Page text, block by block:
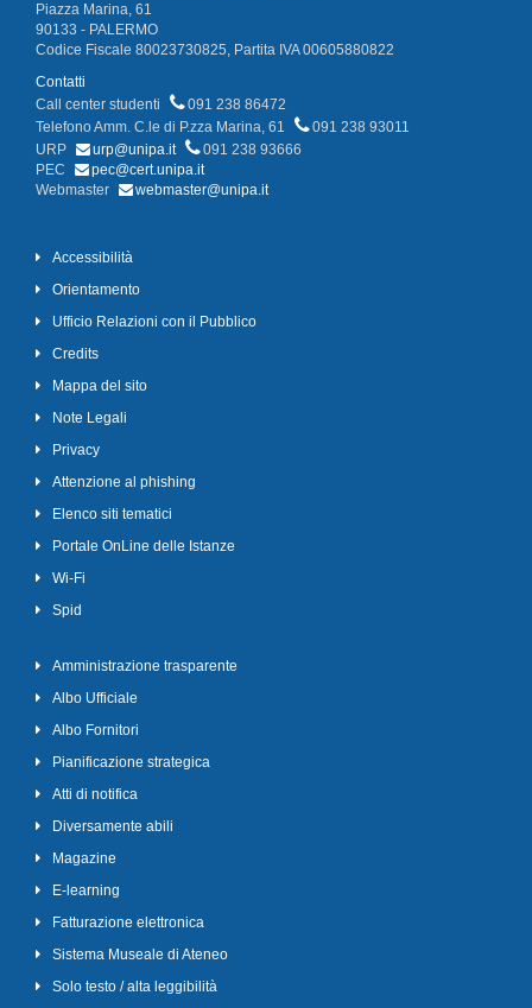
Piazza Marina, 61
90133 - PALERMO
Codice Fiscale 80023730825, Partita IVA 00605880822
Contatti
Call center studenti
091 238 86472
Telefono Amm. C.le di P.zza Marina, 61
091 238 93011
URP
urp@unipa.it
091 238 93666
PEC
pec@cert.unipa.it
Webmaster
webmaster@unipa.it
Accessibilità
Orientamento
Ufficio Relazioni con il Pubblico
Credits
Mappa del sito
Note Legali
Privacy
Attenzione al phishing
Elenco siti tematici
Portale OnLine delle Istanze
Wi-Fi
Spid
Amministrazione trasparente
Albo Ufficiale
Albo Fornitori
Pianificazione strategica
Atti di notifica
Diversamente abili
Magazine
E-learning
Fatturazione elettronica
Sistema Museale di Ateneo
Solo testo / alta leggibilità